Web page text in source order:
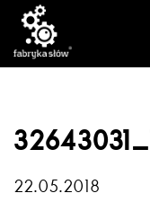
22.05.2018